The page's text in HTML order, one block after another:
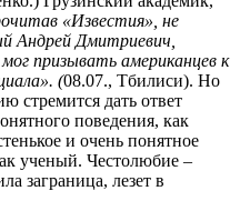
«Известия», не
Андрей Дмитриевич,
призывать американцев к
(08.07., Тбилиси). Но
стремится дать ответ
поведения, как
и очень понятное
ученый. Честолюбие –
заграница, лезет в